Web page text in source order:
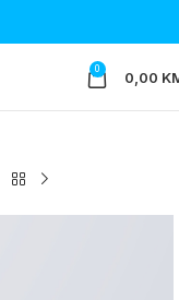
0 0,00